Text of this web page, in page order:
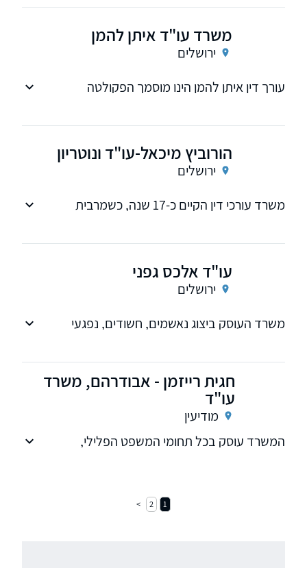
משרד עו"ד איתן להמן
ירושלים
עורך דין איתן להמן הינו מוסמך הפקולטה
ותקשורת; זכויות יוצרים;
הורוביץ מיכאל-עו"ד ונוטריון
ירושלים
משרד עורכי דין הקיים כ-17 שנה, כשמרבית
עו"ד אלכס גפני
ירושלים
משרד העוסק ביצוג נאשמים, חשודים, נפגעי
חגית רייזמן - אבודרהם, משרד
עו"ד
מודיעין
המשרד עוסק בכל תחומי המשפט הפלילי,
1
2